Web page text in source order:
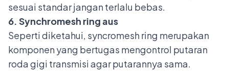
sesuai standar jangan terlalu bebas.
6. Synchromesh ring aus
Seperti diketahui, syncromesh ring merupakan
komponen yang bertugas mengontrol putaran
roda gigi transmisi agar putarannya sama.